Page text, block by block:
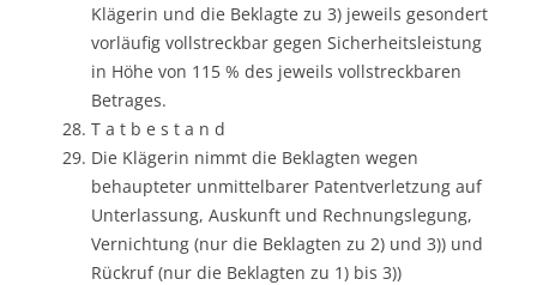
Klägerin und die Beklagte zu 3) jeweils gesondert
vorläufig vollstreckbar gegen Sicherheitsleistung
in Höhe von 115 % des jeweils vollstreckbaren
Betrages.
T a t b e s t a n d
Die Klägerin nimmt die Beklagten wegen
behaupteter unmittelbarer Patentverletzung auf
Unterlassung, Auskunft und Rechnungslegung,
Vernichtung (nur die Beklagten zu 2) und 3)) und
Rückruf (nur die Beklagten zu 1) bis 3))